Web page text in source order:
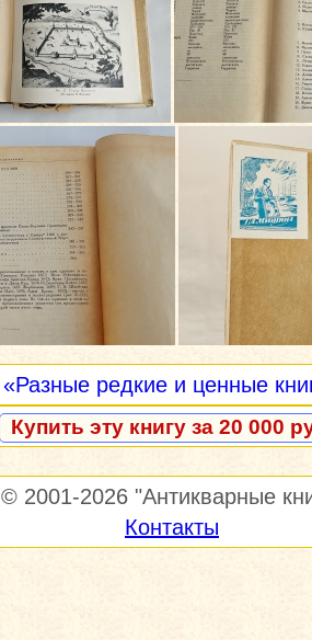
«Разные редкие и ценные
Купить эту книгу за 20 000
© 2001-2026 "Антикварные
Контакты